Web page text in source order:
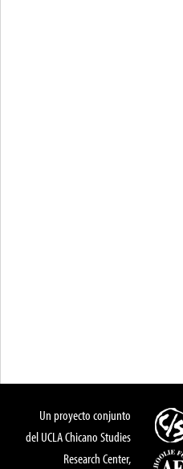
Un proyecto conjunto
del UCLA Chicano Studies
Research Center,